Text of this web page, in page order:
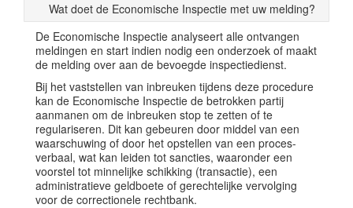
Wat doet de Economische Inspectie met uw melding?
De Economische Inspectie analyseert alle ontvangen
meldingen en start indien nodig een onderzoek of maakt
de melding over aan de bevoegde inspectiedienst.
Bij het vaststellen van inbreuken tijdens deze procedure
kan de Economische Inspectie de betrokken partij
aanmanen om de inbreuken stop te zetten of te
regulariseren. Dit kan gebeuren door middel van een
waarschuwing of door het opstellen van een proces-
verbaal, wat kan leiden tot sancties, waaronder een
voorstel tot minnelijke schikking (transactie), een
administratieve geldboete of gerechtelijke vervolging
voor de correctionele rechtbank.